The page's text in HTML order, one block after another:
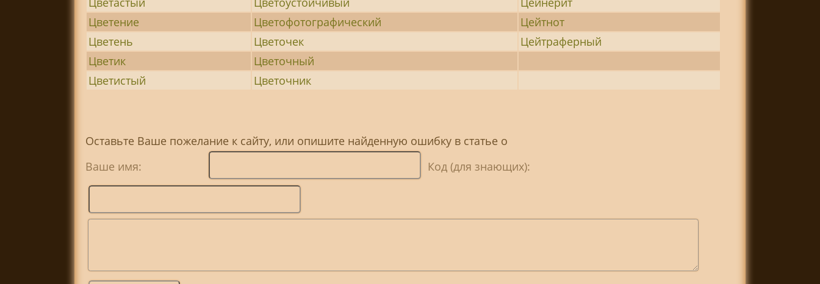
Цветение
Цветофотографический
Цейтнот
Цветень
Цветочек
Цейтраферный
Цветик
Цветочный
Цветистый
Цветочник
Оставьте Ваше пожелание к сайту, или опишите найденную ошибку в статье о
Ваше имя:
Код (для знающих):